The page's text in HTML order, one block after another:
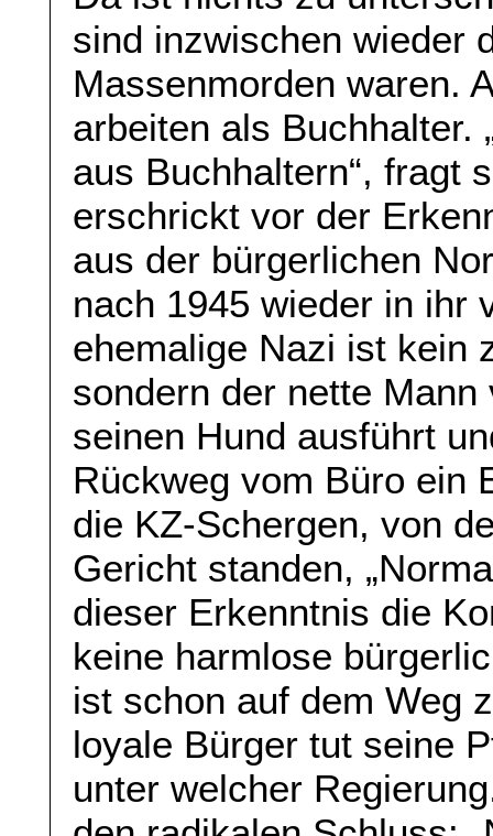
sind inzwischen wieder
Massenmorden waren.
arbeiten als Buchhalter.
aus Buchhaltern“, fragt
erschrickt vor der
aus der bürgerlichen
nach 1945 wieder in ihr
ehemalige Nazi ist kein
sondern der nette
seinen Hund ausführt
Rückweg vom Büro ein
die KZ-Schergen, von
Gericht standen,
dieser Erkenntnis die
keine harmlose
ist schon auf dem Weg
loyale Bürger tut seine
unter welcher